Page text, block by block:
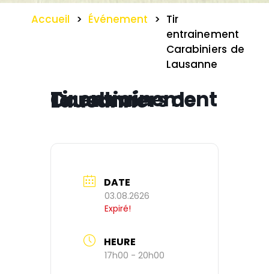
Accueil > Événement > Tir
entrainement
Carabiniers de
Lausanne
Tir entrainement Carabiniers de Lausanne
DATE
03.08.2626
Expiré!
HEURE
17h00 - 20h00